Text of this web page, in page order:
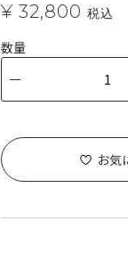
¥ 32,800 税込
数量
お気